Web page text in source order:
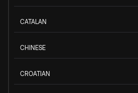
CATALAN
CHINESE
CROATIAN